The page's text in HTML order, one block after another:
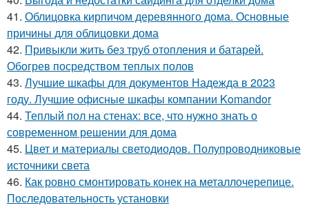
41. Облицовка кирпичом деревянного дома. Основные
причины для облицовки дома
42. Привыкли жить без труб отопления и батарей.
Обогрев посредством теплых полов
43. Лучшие шкафы для документов Надежда в 2023
году. Лучшие офисные шкафы компании Komandor
44. Теплый пол на стенах: все, что нужно знать о
современном решении для дома
45. Цвет и материалы светодиодов. Полупроводниковые
источники света
46. Как ровно смонтировать конек на металлочерепице.
Последовательность установки